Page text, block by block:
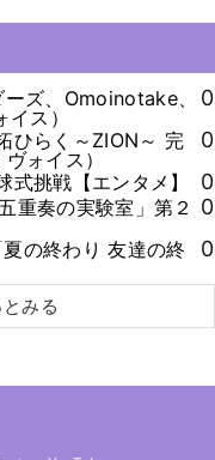
ーズ、Omoinotake、
ス）
0
ひらく～ZION～ 完
ォイス）
0
式挑戦【エンタメ】
0
重奏の実験室」第２ 0
の終わり 友達の終
0
みる